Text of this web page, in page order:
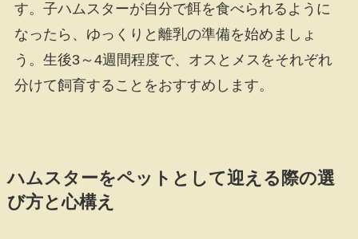
す。子ハムスターが自分で餌を食べられるように
なったら、ゆっくりと離乳の準備を始めましょ
う。生後3～4週間程度で、オスとメスをそれぞれ
分けて飼育することをおすすめします。
ハムスターをペットとして迎える際の選
び方と心構え